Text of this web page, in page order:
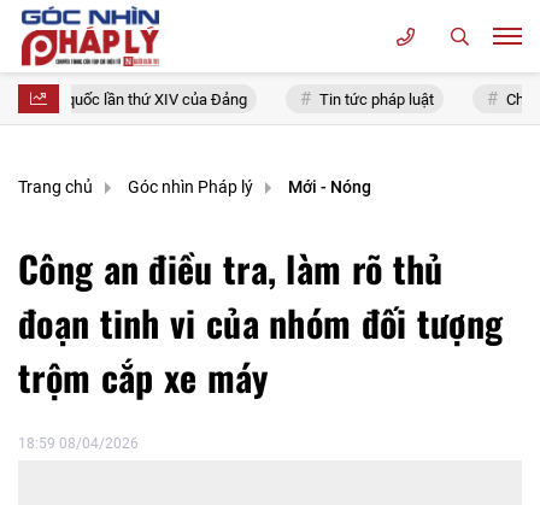
quốc lần thứ XIV của Đảng Tin tức pháp luật Chính
Trang chủ Góc nhìn Pháp lý Mới - Nóng
Công an điều tra, làm rõ thủ
đoạn tinh vi của nhóm đối tượng
trộm cắp xe máy
18:59 08/04/2026